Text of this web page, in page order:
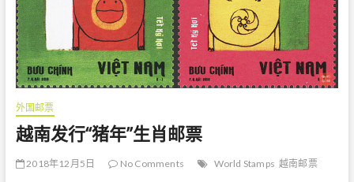
物
”
首
日
外国邮票
越南发行“猪年”生肖邮票
2018年12月5日 No Comments World Stamps 越南邮票